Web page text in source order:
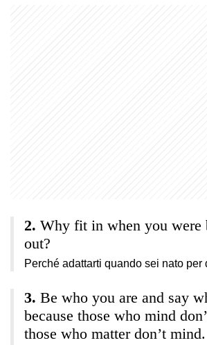
Why fit in when you were
out?
Perché adattarti quando sei nato per
Be who you are and say
because those who mind
those who matter don’t mind.